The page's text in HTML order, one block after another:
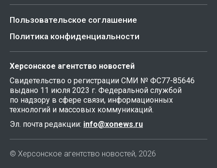
Пользовательское соглашение
Политика конфиденциальности
Херсонское агентство новостей
Свидетельство о регистрации СМИ № ФС77-85646
выдано 11 июля 2023 г. Федеральной службой
по надзору в сфере связи, информационных
технологий и массовых коммуникаций.
Эл. почта редакции: info@xonews.ru
© Херсонское агентство новостей, 2026